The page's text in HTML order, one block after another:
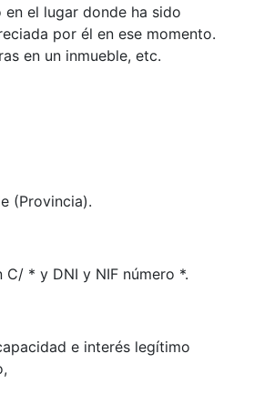
el lugar donde ha sido
por él en ese momento.
en un inmueble, etc.
(Provincia).
* y DNI y NIF número *.
e interés legítimo